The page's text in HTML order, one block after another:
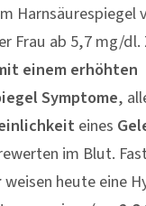
Harnsäurespiegel
Frau ab 5,7 mg/
einem erhöhten
Symptome,
eines
im Blut.
weisen heute eine